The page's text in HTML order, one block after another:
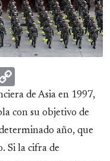
Link
de Asia en 1997,
con su objetivo de
año, que
Si la cifra de